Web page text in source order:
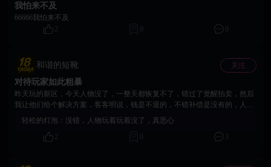
我怕来不及
66666我怕来不及
2
0 0
和谐的短靴 关注
对待玩家如此粗暴
昨天玩的新区，今天人物没了，一整天都恢复不了，错过了觉醒拍卖，然后
我让他们给个解决方案，客客明说，钱是不退的，不错补偿是没有的，人物
看心情的，用户说要禁言的。到现在还是没有恢复人物，而且客客直接把我
账号禁言了，充值几百块玩了一天就这个下场
轻松的灯泡： 没错，人物玩着玩着没了，真恶心
2
0 3